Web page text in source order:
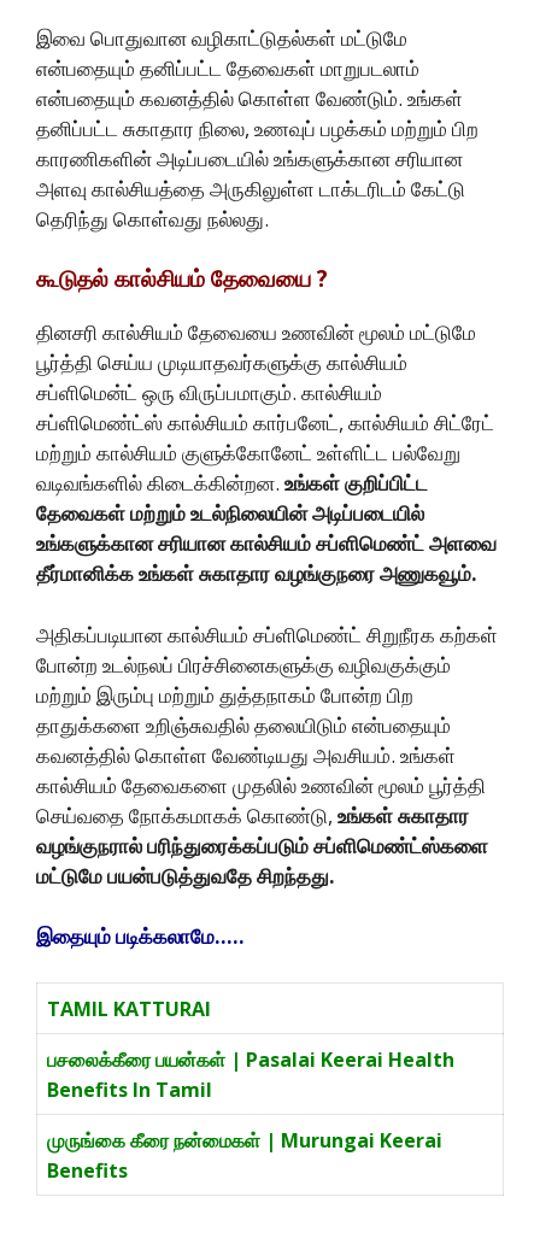
இவை பொதுவான வழிகாட்டுதல்கள் மட்டுமே
என்பதையும் தனிப்பட்ட தேவைகள் மாறுபடலாம்
என்பதையும் கவனத்தில் கொள்ள வேண்டும். உங்கள்
தனிப்பட்ட சுகாதார நிலை, உணவுப் பழக்கம் மற்றும் பிற
காரணிகளின் அடிப்படையில் உங்களுக்கான சரியான
அளவு கால்சியத்தை அருகிலுள்ள டாக்டரிடம் கேட்டு
தெரிந்து கொள்வது நல்லது.
கூடுதல் கால்சியம் தேவையை ?
தினசரி கால்சியம் தேவையை உணவின் மூலம் மட்டுமே
பூர்த்தி செய்ய முடியாதவர்களுக்கு கால்சியம்
சப்ளிமென்ட் ஒரு விருப்பமாகும். கால்சியம்
சப்ளிமெண்ட்ஸ் கால்சியம் கார்பனேட், கால்சியம் சிட்ரேட்
மற்றும் கால்சியம் குளுக்கோனேட் உள்ளிட்ட பல்வேறு
வடிவங்களில் கிடைக்கின்றன. உங்கள் குறிப்பிட்ட
தேவைகள் மற்றும் உடல்நிலையின் அடிப்படையில்
உங்களுக்கான சரியான கால்சியம் சப்ளிமெண்ட் அளவை
தீர்மானிக்க உங்கள் சுகாதார வழங்குநரை அணுகவூம்.
அதிகப்படியான கால்சியம் சப்ளிமெண்ட் சிறுநீரக கற்கள்
போன்ற உடல்நலப் பிரச்சினைகளுக்கு வழிவகுக்கும்
மற்றும் இரும்பு மற்றும் துத்தநாகம் போன்ற பிற
தாதுக்களை உறிஞ்சுவதில் தலையிடும் என்பதையும்
கவனத்தில் கொள்ள வேண்டியது அவசியம். உங்கள்
கால்சியம் தேவைகளை முதலில் உணவின் மூலம் பூர்த்தி
செய்வதை நோக்கமாகக் கொண்டு, உங்கள் சுகாதார
வழங்குநரால் பரிந்துரைக்கப்படும் சப்ளிமெண்ட்ஸ்களை
மட்டுமே பயன்படுத்துவதே சிறந்தது.
இதையும் படிக்கலாமே…..
TAMIL KATTURAI
பசலைக்கீரை பயன்கள் | Pasalai Keerai Health
Benefits In Tamil
முருங்கை கீரை நன்மைகள் | Murungai Keerai
Benefits